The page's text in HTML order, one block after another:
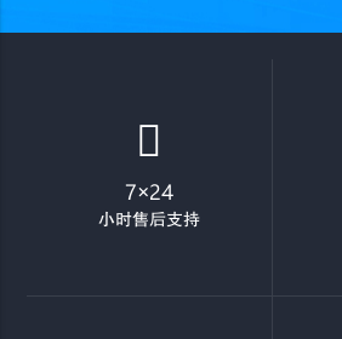
7×24
小时售后支持